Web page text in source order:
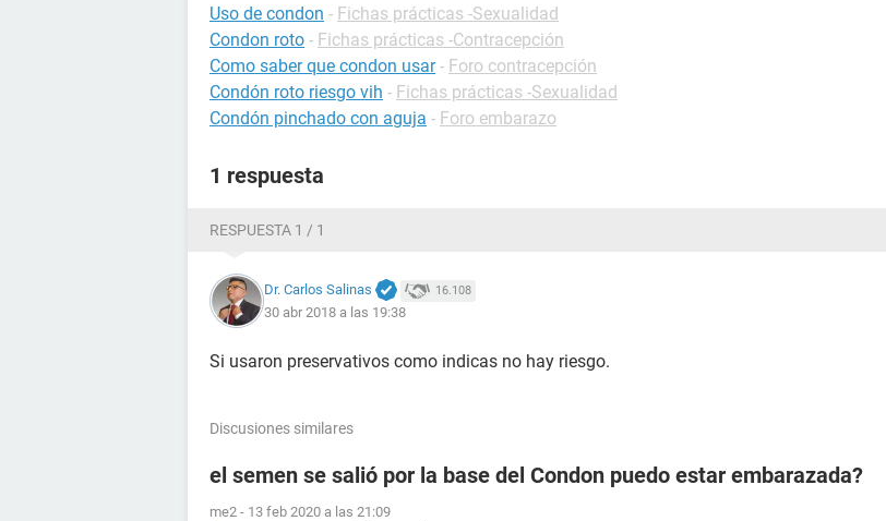
Uso de condon - Fichas prácticas -Sexualidad
Condon roto - Fichas prácticas -Contracepción
Como saber que condon usar - Foro contracepción
Condón roto riesgo vih - Fichas prácticas -Sexualidad
Condón pinchado con aguja - Foro embarazo
1 respuesta
RESPUESTA 1 / 1
Dr. Carlos Salinas 16.108
30 abr 2018 a las 19:38
Si usaron preservativos como indicas no hay riesgo.
Discusiones similares
el semen se salió por la base del Condon puedo estar embarazada?
me2 - 13 feb 2020 a las 21:09